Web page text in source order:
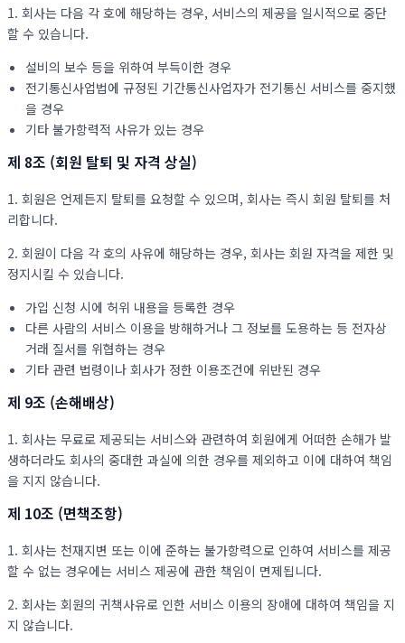
1. 회사는 다음 각 호에 해당하는 경우, 서비스의 제공을 일시적으로 중단
할 수 있습니다.
설비의 보수 등을 위하여 부득이한 경우
전기통신사업법에 규정된 기간통신사업자가 전기통신 서비스를 중지했
을 경우
기타 불가항력적 사유가 있는 경우
제 8조 (회원 탈퇴 및 자격 상실)
1. 회원은 언제든지 탈퇴를 요청할 수 있으며, 회사는 즉시 회원 탈퇴를 처
리합니다.
2. 회원이 다음 각 호의 사유에 해당하는 경우, 회사는 회원 자격을 제한 및
정지시킬 수 있습니다.
가입 신청 시에 허위 내용을 등록한 경우
다른 사람의 서비스 이용을 방해하거나 그 정보를 도용하는 등 전자상
거래 질서를 위협하는 경우
기타 관련 법령이나 회사가 정한 이용조건에 위반된 경우
제 9조 (손해배상)
1. 회사는 무료로 제공되는 서비스와 관련하여 회원에게 어떠한 손해가 발
생하더라도 회사의 중대한 과실에 의한 경우를 제외하고 이에 대하여 책임
을 지지 않습니다.
제 10조 (면책조항)
1. 회사는 천재지변 또는 이에 준하는 불가항력으로 인하여 서비스를 제공
할 수 없는 경우에는 서비스 제공에 관한 책임이 면제됩니다.
2. 회사는 회원의 귀책사유로 인한 서비스 이용의 장애에 대하여 책임을 지
지 않습니다.